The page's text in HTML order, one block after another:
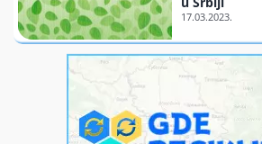
Finansiranje
O nama